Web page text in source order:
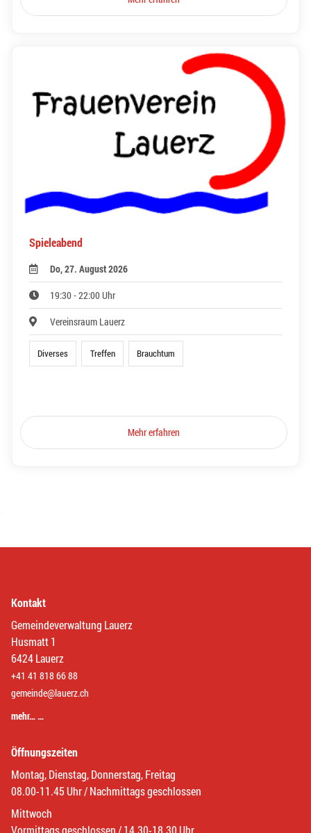
Spieleabend
Do, 27. August 2026
19:30 - 22:00 Uhr
Vereinsraum Lauerz
Diverses Treffen Brauchtum
Mehr erfahren
Kontakt
Gemeindeverwaltung Lauerz
Husmatt 1
6424 Lauerz
+41 41 818 66 88
gemeinde@lauerz.ch
mehr… …
Öffnungszeiten
Montag, Dienstag, Donnerstag, Freitag
08.00-11.45 Uhr / Nachmittags geschlossen
Mittwoch
Vormittags geschlossen / 14.30-18.30 Uhr